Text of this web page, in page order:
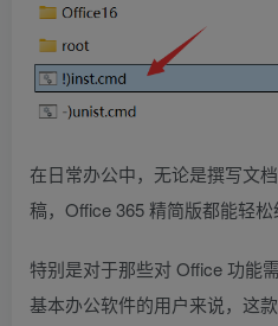
在日常办公中，无论是撰写文
稿，Office 365 精简版都能轻松
特别是对于那些对 Office 功能
基本办公软件的用户来说，这